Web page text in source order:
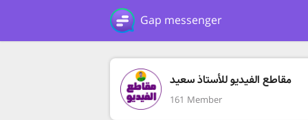
Gap messenger
مقاطع الفیدیو للأستاذ سعید
161 Member